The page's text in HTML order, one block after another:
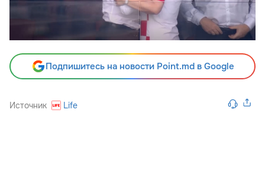
Подпишитесь на новости Point.md в Google
Источник Life